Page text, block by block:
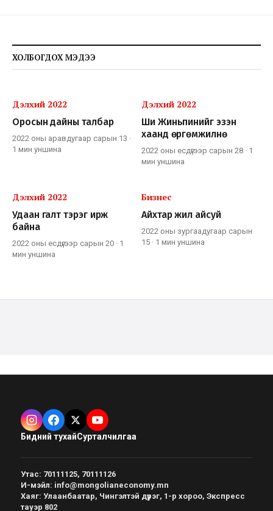
ХОЛБОГДОХ МЭДЭЭ
Дэлхий 2022
Оросын дайны талбар
2022 оны аравдугаар сарын 13 ·
1 мин уншина
Дэлхий 2022
Ши Жиньпинийг эзэн
хаанд өргөмжилнө
2022 оны есдүгээр сарын 28 · 1
мин уншина
Дэлхий 2022
Удаан галт тэрэг ирж
байна
2022 оны есдүгээр сарын 20 · 1
мин уншина
Бизнес
Айхтар жил айсуй
2022 оны зургаадугаар сарын
15 · 1 мин уншина
Бидний тухайСурталчилгаа
Утас: 70111125, 70111126
И-мэйл: info@mongolianeconomy.mn
Хаяг: Улаанбаатар, Чингэлтэй дүүрэг, 1-р хороо, Экспресс
тауэр 802